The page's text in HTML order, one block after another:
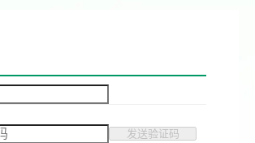
发送验证码